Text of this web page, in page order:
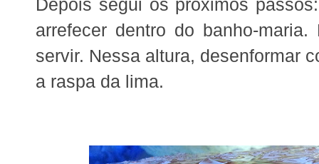
Depois segui os próximos
arrefecer dentro do banho-
servir. Nessa altura, desenformar
a raspa da lima.